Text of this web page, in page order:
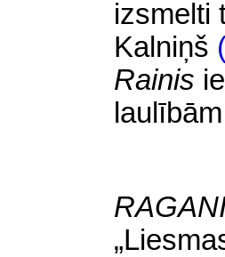
izsmelti
Kalniņš
Rainis